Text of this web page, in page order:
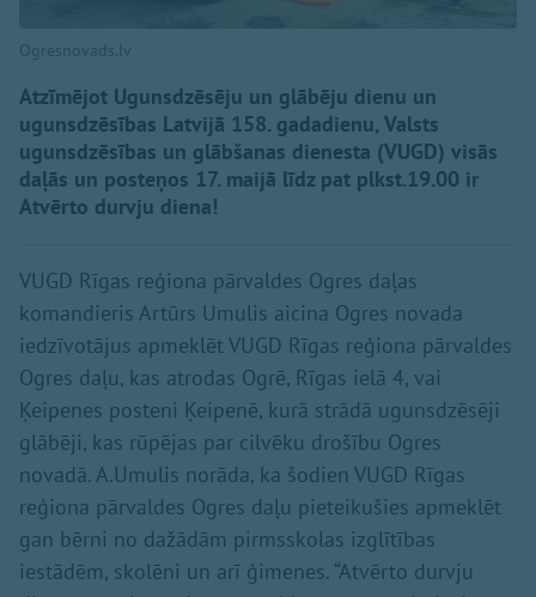
Ogresnovads.lv
Atzīmējot Ugunsdzēsēju un glābēju dienu un
ugunsdzēsības Latvijā 158. gadadienu, Valsts
ugunsdzēsības un glābšanas dienesta (VUGD) visās
daļās un posteņos 17. maijā līdz pat plkst.19.00 ir
Atvērto durvju diena!
VUGD Rīgas reģiona pārvaldes Ogres daļas
komandieris Artūrs Umulis aicina Ogres novada
iedzīvotājus apmeklēt VUGD Rīgas reģiona pārvaldes
Ogres daļu, kas atrodas Ogrē, Rīgas ielā 4, vai
Ķeipenes posteni Ķeipenē, kurā strādā ugunsdzēsēji
glābēji, kas rūpējas par cilvēku drošību Ogres
novadā. A.Umulis norāda, ka šodien VUGD Rīgas
reģiona pārvaldes Ogres daļu pieteikušies apmeklēt
gan bērni no dažādām pirmsskolas izglītības
iestādēm, skolēni un arī ģimenes. “Atvērto durvju